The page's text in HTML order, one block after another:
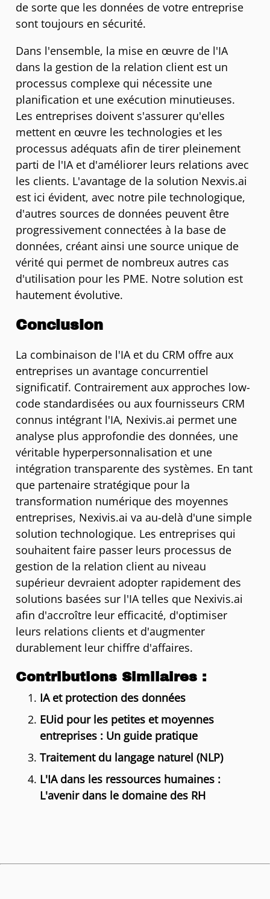
de sorte que les données de votre entreprise
sont toujours en sécurité.
Dans l'ensemble, la mise en œuvre de l'IA
dans la gestion de la relation client est un
processus complexe qui nécessite une
planification et une exécution minutieuses.
Les entreprises doivent s'assurer qu'elles
mettent en œuvre les technologies et les
processus adéquats afin de tirer pleinement
parti de l'IA et d'améliorer leurs relations avec
les clients. L'avantage de la solution Nexvis.ai
est ici évident, avec notre pile technologique,
d'autres sources de données peuvent être
progressivement connectées à la base de
données, créant ainsi une source unique de
vérité qui permet de nombreux autres cas
d'utilisation pour les PME. Notre solution est
hautement évolutive.
Conclusion
La combinaison de l'IA et du CRM offre aux
entreprises un avantage concurrentiel
significatif. Contrairement aux approches low-
code standardisées ou aux fournisseurs CRM
connus intégrant l'IA, Nexivis.ai permet une
analyse plus approfondie des données, une
véritable hyperpersonnalisation et une
intégration transparente des systèmes. En tant
que partenaire stratégique pour la
transformation numérique des moyennes
entreprises, Nexivis.ai va au-delà d'une simple
solution technologique. Les entreprises qui
souhaitent faire passer leurs processus de
gestion de la relation client au niveau
supérieur devraient adopter rapidement des
solutions basées sur l'IA telles que Nexivis.ai
afin d'accroître leur efficacité, d'optimiser
leurs relations clients et d'augmenter
durablement leur chiffre d'affaires.
Contributions Similaires :
IA et protection des données
EUid pour les petites et moyennes
entreprises : Un guide pratique
Traitement du langage naturel (NLP)
L'IA dans les ressources humaines :
L'avenir dans le domaine des RH